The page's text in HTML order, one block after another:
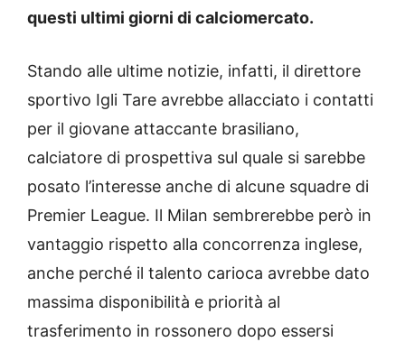
questi ultimi giorni di calciomercato.
Stando alle ultime notizie, infatti, il direttore
sportivo Igli Tare avrebbe allacciato i contatti
per il giovane attaccante brasiliano,
calciatore di prospettiva sul quale si sarebbe
posato l’interesse anche di alcune squadre di
Premier League. Il Milan sembrerebbe però in
vantaggio rispetto alla concorrenza inglese,
anche perché il talento carioca avrebbe dato
massima disponibilità e priorità al
trasferimento in rossonero dopo essersi